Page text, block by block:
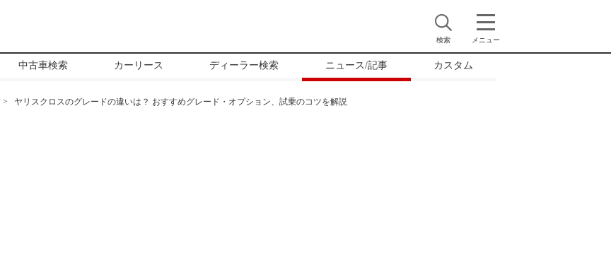
検索 メニュー
中古車検索 カーリース ディーラー検索 ニュース/記事 カスタム
ヤリスクロスのグレードの違いは？ おすすめグレード・オプション、試乗のコツを解説